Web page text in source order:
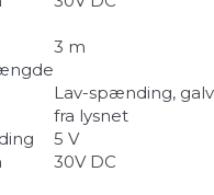
3 m
Lav-spænding,
fra lysnet
5 V
30V DC